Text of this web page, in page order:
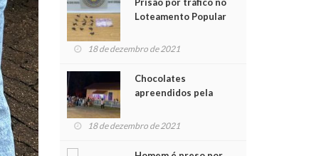
Loteamento Popular
18 de dezembro de 2021
Chocolates
apreendidos pela
para crianças na
18 de dezembro de 2021